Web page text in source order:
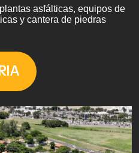
asfálticas, equipos de
y cantera de piedras